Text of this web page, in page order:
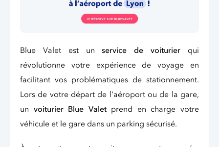
Blue Valet est unservice de voiturier qui
révolutionne votre expérience de voyage en
facilitant vos problématiques de stationnement.
Lors de votre départ de l'aéroport ou de la gare,
un voiturier Blue Valetprend en charge votre
véhicule et le gare dans un parking sécurisé.